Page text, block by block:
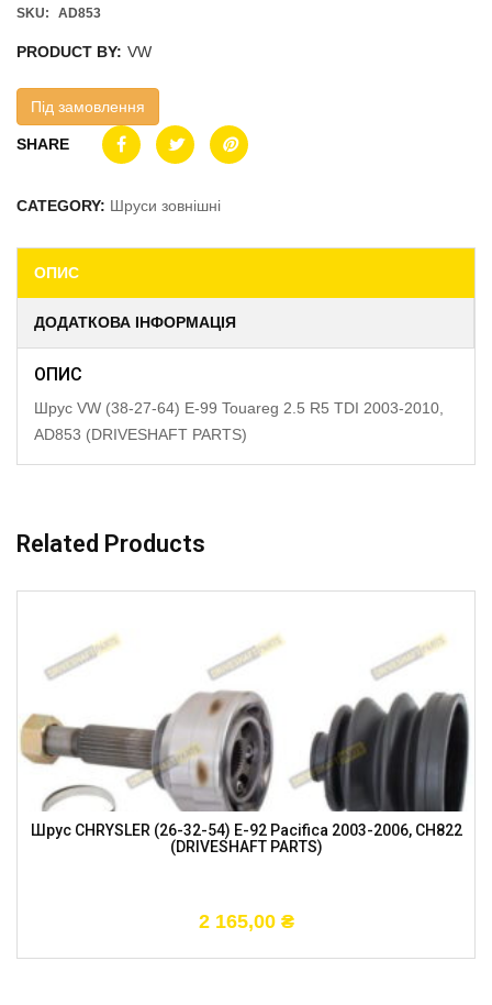
SKU: AD853
PRODUCT BY: VW
Під замовлення
SHARE
CATEGORY: Шруси зовнішні
ОПИС
ДОДАТКОВА ІНФОРМАЦІЯ
ОПИС
Шрус VW (38-27-64) E-99 Touareg 2.5 R5 TDI 2003-2010,
AD853 (DRIVESHAFT PARTS)
Related Products
Шрус CHRYSLER (26-32-54) E-92 Pacifica 2003-2006, CH822
(DRIVESHAFT PARTS)
2 165,00 ₴